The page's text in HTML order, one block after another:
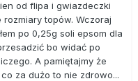
od flipa i gwiazdeczki
topów. Wczoraj
po 0,25g soli epsom dla
bo widać po
A pamiętajmy że
za dużo to nie zdrowo...